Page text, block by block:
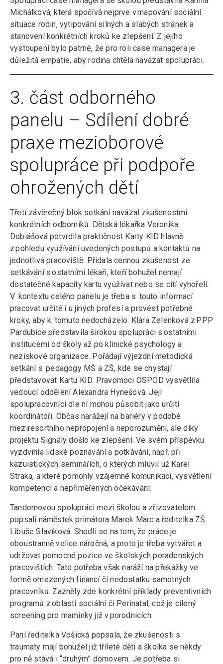
Michálková, která spočívá nejprve v mapování sociální
situace rodin, vytipování silných a slabých stránek a
stanovení konkrétních kroků ke zlepšení. Z jejího
vystoupení bylo patrné, že pro roli case managera je
důležitá empatie, aby rodina chtěla navázat spolupráci.
3. část odborného
panelu – Sdílení dobré
praxe mezioborové
spolupráce při podpoře
ohrožených dětí
Třetí závěrečný blok setkání navázal zkušenostmi
konkrétních odborníků. Dětská lékařka Veronika
Dobiášová potvrdila praktičnost Karty KID hlavně
z pohledu využívání uvedených postupů a kontaktů na
jednotlivá pracoviště. Přidala cennou zkušenost ze
setkávání s ostatními lékaři, kteří bohužel nemají
dostatečné kapacity kartu využívat nebo se cítí vyhořelí.
V kontextu celého panelu je třeba s touto informací
pracovat určitě i u jiných profesí a provést potřebné
kroky, aby k tomuto nedocházelo. Klára Zelenková z PPP
Pardubice představila širokou spolupráci s ostatními
institucemi od školy až po klinické psychology a
neziskové organizace. Pořádají výjezdní metodická
setkání s pedagogy MŠ a ZŠ, kde se chystají
představovat Kartu KID. Pravomoci OSPOD vysvětlila
vedoucí oddělení Alexandra Hynešová. Její
spolupracovníci dle ní mohou působit jako určití
koordinátoři. Občas narážejí na bariéry v podobě
meziresortního nepropojení a neporozumění, ale díky
projektu Signály došlo ke zlepšení. Ve svém příspěvku
vyzdvihla lidské poznávání a potkávání, např. při
kazuistických seminářích, o kterých mluvil už Karel
Straka, a které pomohly vzájemné komunikaci, vysvětlení
kompetencí a nepřiměřených očekávání.
Tandemovou spolupráci mezi školou a zřizovatelem
popsali náměstek primátora Marek Märc a ředitelka ZŠ
Libuše Slavíková. Shodli se na tom, že práce je
oboustranně velice náročná, a proto je třeba vytvářet a
udržovat pomocné pozice ve školských poradenských
pracovištích. Tato potřeba však naráží na překážky ve
formě omezených financí či nedostatku samotných
pracovníků. Zazněly zde konkrétní příklady preventivních
programů z oblasti sociální či Perinatal, což je cílený
screening pro maminky již v porodnicích.
Paní ředitelka Vošická popsala, že zkušenosti s
traumaty mají bohužel již tříleté děti a školka se někdy
pro ně stává i “druhým” domovem. Je potřeba si